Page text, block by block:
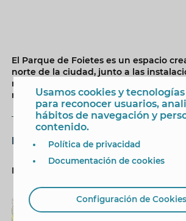
El Parque de Foietes es un espacio
norte de la ciudad, junto a las
municipales, con amplios espacios y
rincones.
Dónde Es
Parque de Foietes
+
Usamos cookies y
para reconocer usuarios,
hábitos de navegación y
contenido.
Política de privacidad
Documentación de cookies
Configuración de Cookies